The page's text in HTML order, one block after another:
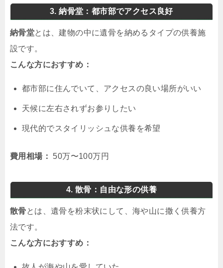
3. 納骨堂：都市部でアクセス良好
納骨堂とは、建物の中に遺骨を納めるタイプの供養施
設です。
こんな方におすすめ：
都市部に住んでいて、アクセスの良い場所がいい
天候に左右されずお参りしたい
現代的でスタイリッシュな供養を希望
費用相場： 50万〜100万円
4. 散骨：自由な形の供養
散骨とは、遺骨を粉末状にして、海や山に撒く供養方
法です。
こんな方におすすめ：